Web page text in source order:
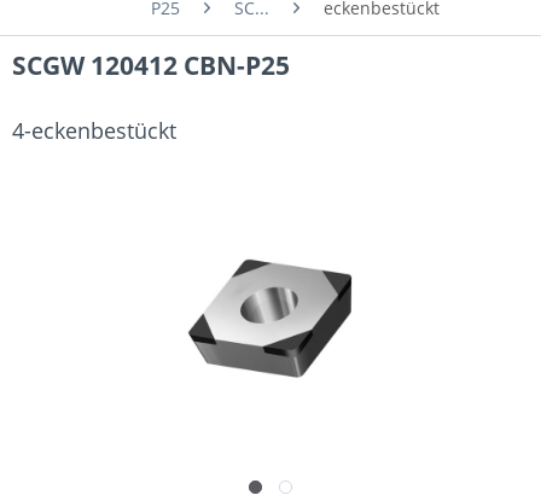
P25 SC... eckenbestückt
SCGW 120412 CBN-P25
4-eckenbestückt